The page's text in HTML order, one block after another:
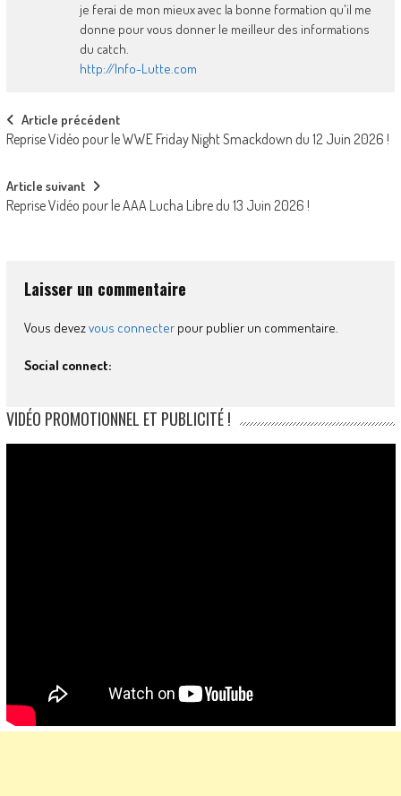
je ferai de mon mieux avec la bonne formation qu'il me
donne pour vous donner le meilleur des informations
du catch.
http://Info-Lutte.com
Post
navigation
Article précédent
Reprise Vidéo pour le WWE Friday Night Smackdown du 12 Juin 2026 !
Article suivant
Reprise Vidéo pour le AAA Lucha Libre du 13 Juin 2026 !
Laisser un commentaire
Vous devezvous connecterpour publier un commentaire.
Social connect:
VIDÉO PROMOTIONNEL ET PUBLICITÉ !